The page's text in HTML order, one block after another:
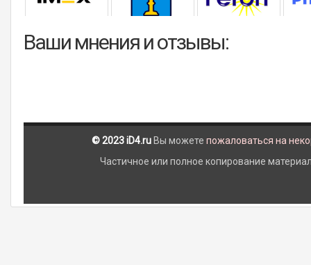
Ваши мнения и отзывы:
© 2023 iD4.ru Вы можете пожаловаться на
Частичное или полное копирование